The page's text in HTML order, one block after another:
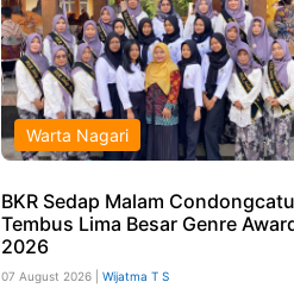
Warta Nagari
BKR Sedap Malam
Tembus Lima Besar Genre
2026
07 August 2026 | Wijatma T S